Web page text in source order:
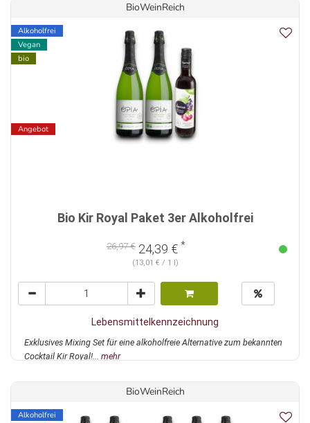
BioWeinReich
Alkoholfrei
Vegan
bio
Angebot
Bio Kir Royal Paket 3er Alkoholfrei
26,97 € 24,39 € *
(13,01 € / 1 l)
Lebensmittelkennzeichnung
Exklusives Mixing Set für eine alkoholfreie Alternative zum bekannten
Cocktail Kir Royal!... mehr
BioWeinReich
Alkoholfrei